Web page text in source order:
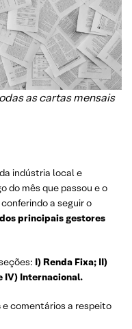
as cartas mensais
indústria local e
do mês que passou e o
a seguir o
principais gestores
I) Renda Fixa; II)
IV) Internacional.
e comentários a respeito